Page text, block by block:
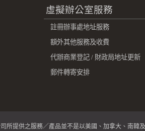
虛擬辦公室服務
註冊辦事處地址服務
額外其他服務及收費
代辦商業登記 / 財政局地址更新
郵件轉寄安排
所提供之服務／產品並不是以美國、加拿大、南韓